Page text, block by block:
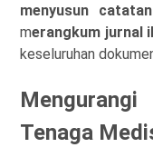
menyusun
merangkum jurnal
keseluruhan
Tenaga